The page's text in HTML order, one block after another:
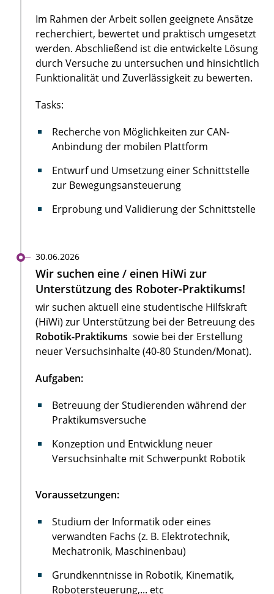
Im Rahmen der Arbeit sollen geeignete Ansätze
recherchiert, bewertet und praktisch umgesetzt
werden. Abschließend ist die entwickelte Lösung
durch Versuche zu untersuchen und hinsichtlich
Funktionalität und Zuverlässigkeit zu bewerten.
Tasks:
Recherche von Möglichkeiten zur CAN-
Anbindung der mobilen Plattform
Entwurf und Umsetzung einer Schnittstelle
zur Bewegungsansteuerung
Erprobung und Validierung der Schnittstelle
30.06.2026
Wir suchen eine / einen HiWi zur
Unterstützung des Roboter-Praktikums!
wir suchen aktuell eine studentische Hilfskraft
(HiWi) zur Unterstützung bei der Betreuung des
Robotik-Praktikums sowie bei der Erstellung
neuer Versuchsinhalte (40-80 Stunden/Monat).
Aufgaben:
Betreuung der Studierenden während der
Praktikumsversuche
Konzeption und Entwicklung neuer
Versuchsinhalte mit Schwerpunkt Robotik
Voraussetzungen:
Studium der Informatik oder eines
verwandten Fachs (z. B. Elektrotechnik,
Mechatronik, Maschinenbau)
Grundkenntnisse in Robotik, Kinematik,
Robotersteuerung,... etc